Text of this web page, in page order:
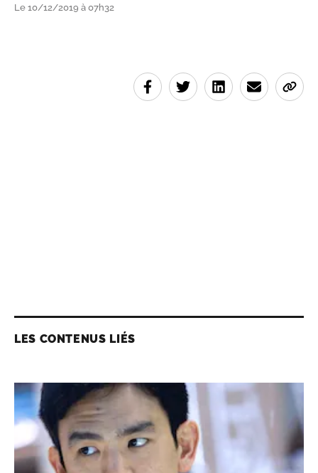
Le 10/12/2019 à 07h32
LES CONTENUS LIÉS